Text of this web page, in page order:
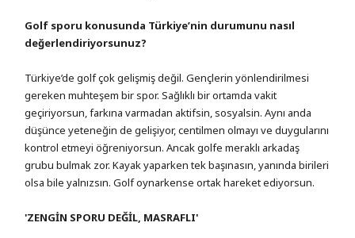
Golf sporu konusunda Türkiye’nin durumunu nasıl
değerlendiriyorsunuz?
Türkiye’de golf çok gelişmiş değil. Gençlerin yönlendirilmesi
gereken muhteşem bir spor. Sağlıklı bir ortamda vakit
geçiriyorsun, farkına varmadan aktifsin, sosyalsin. Aynı anda
düşünce yeteneğin de gelişiyor, centilmen olmayı ve duygularını
kontrol etmeyi öğreniyorsun. Ancak golfe meraklı arkadaş
grubu bulmak zor. Kayak yaparken tek başınasın, yanında birileri
olsa bile yalnızsın. Golf oynarkense ortak hareket ediyorsun.
'ZENGİN SPORU DEĞİL, MASRAFLI'